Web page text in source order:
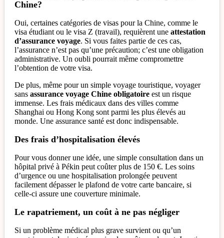
Chine?
Oui, certaines catégories de visas pour la Chine, comme le
visa étudiant ou le visa Z (travail), requièrent une attestation
d’assurance voyage. Si vous faites partie de ces cas,
l’assurance n’est pas qu’une précaution; c’est une obligation
administrative. Un oubli pourrait même compromettre
l’obtention de votre visa.
De plus, même pour un simple voyage touristique, voyager
sans assurance voyage Chine obligatoire est un risque
immense. Les frais médicaux dans des villes comme
Shanghai ou Hong Kong sont parmi les plus élevés au
monde. Une assurance santé est donc indispensable.
Des frais d’hospitalisation élevés
Pour vous donner une idée, une simple consultation dans un
hôpital privé à Pékin peut coûter plus de 150 €. Les soins
d’urgence ou une hospitalisation prolongée peuvent
facilement dépasser le plafond de votre carte bancaire, si
celle-ci assure une couverture minimale.
Le rapatriement, un coût à ne pas négliger
Si un problème médical plus grave survient ou qu’un